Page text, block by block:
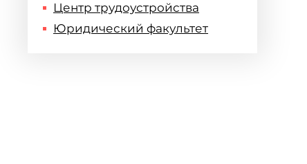
Центр трудоустройства
Юридический факультет